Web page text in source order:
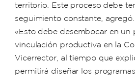
territorio. Este proceso debe
seguimiento constante, agregó.
«Esto debe desembocar en un
vinculación productiva en la
Vicerrector, al tiempo que
permitirá diseñar los